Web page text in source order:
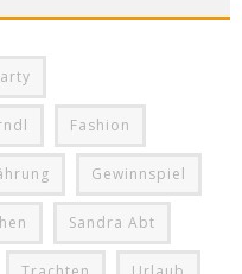
Fashion
Gewinnspiel
Sandra Abt